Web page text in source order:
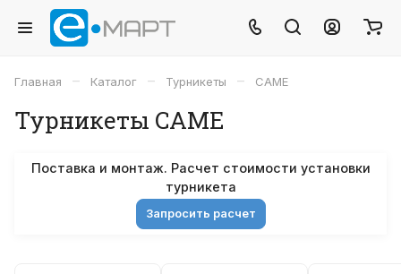
Главная – Каталог – Турникеты – CAME
Турникеты CAME
Поставка и монтаж. Расчет стоимости установки
турникета
Запросить расчет